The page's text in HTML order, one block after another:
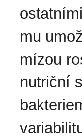
mu
mízou
nutriční